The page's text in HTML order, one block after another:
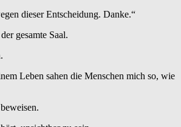
dieser Entscheidung. Danke.“
gesamte Saal.
Leben sahen die Menschen mich so, wie